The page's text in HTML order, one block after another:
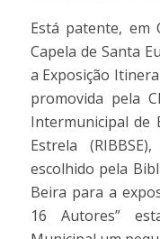
Está patente, em
Capela de Santa
a Exposição
promovida pela
Intermunicipal de
Estrela
escolhido pela
Beira para a
16 Autores”